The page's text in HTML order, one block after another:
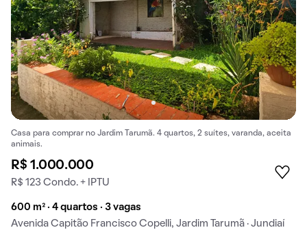
Casa para comprar no Jardim Tarumã. 4 quartos, 2 suítes, varanda, aceita
animais.
R$ 1.000.000
R$ 123 Condo. + IPTU
600 m² · 4 quartos · 3 vagas
Avenida Capitão Francisco Copelli, Jardim Tarumã · Jundiaí